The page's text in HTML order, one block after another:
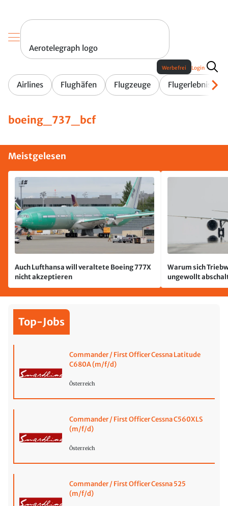
Aerotelegraph logo
Airlines Flughäfen Flugzeuge Flugerlebnis
Werbefrei Login
boeing_737_bcf
Meistgelesen
Auch Lufthansa will veraltete Boeing 777X
nicht akzeptieren
Warum sich
ungewollt
passiert
Top-Jobs
Commander / First Officer Cessna Latitude
C680A (m/f/d)
Österreich
Commander / First Officer Cessna C560XLS
(m/f/d)
Österreich
Commander / First Officer Cessna 525
(m/f/d)